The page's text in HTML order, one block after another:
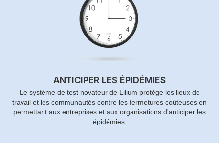
ANTICIPER LES ÉPIDÉMIES
Le système de test novateur de Lilium protège les lieux de
travail et les communautés contre les fermetures coûteuses en
permettant aux entreprises et aux organisations d'anticiper les
épidémies.